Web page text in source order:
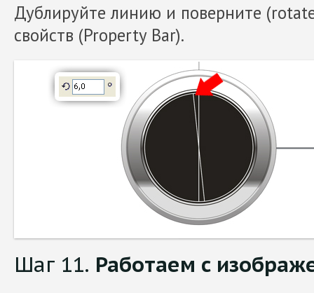
Дублируйте линию и поверните
свойств (Property Bar).
Шаг 11. Работаем с